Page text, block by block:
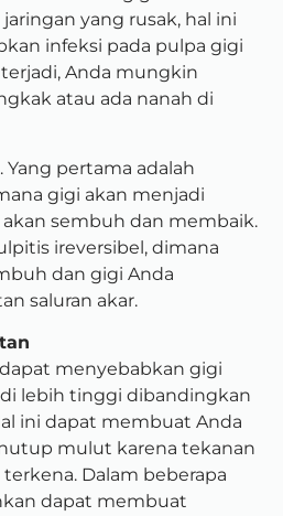
yang rusak, hal ini
infeksi pada pulpa gigi
Anda mungkin
atau ada nanah di
pertama adalah
gigi akan menjadi
sembuh dan membaik.
ireversibel, dimana
dan gigi Anda
saluran akar.
menyebabkan gigi
lebih tinggi dibandingkan
ini dapat membuat Anda
mulut karena tekanan
Dalam beberapa
dapat membuat